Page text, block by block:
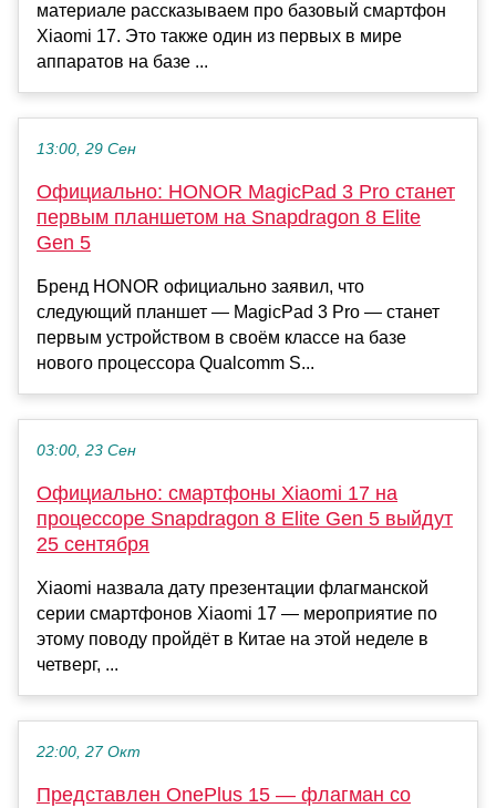
материале рассказываем про базовый смартфон
Xiaomi 17. Это также один из первых в мире
аппаратов на базе ...
13:00, 29 Сен
Официально: HONOR MagicPad 3 Pro станет
первым планшетом на Snapdragon 8 Elite
Gen 5
Бренд HONOR официально заявил, что
следующий планшет — MagicPad 3 Pro — станет
первым устройством в своём классе на базе
нового процессора Qualcomm S...
03:00, 23 Сен
Официально: смартфоны Xiaomi 17 на
процессоре Snapdragon 8 Elite Gen 5 выйдут
25 сентября
Xiaomi назвала дату презентации флагманской
серии смартфонов Xiaomi 17 — мероприятие по
этому поводу пройдёт в Китае на этой неделе в
четверг, ...
22:00, 27 Окт
Представлен OnePlus 15 — флагман со